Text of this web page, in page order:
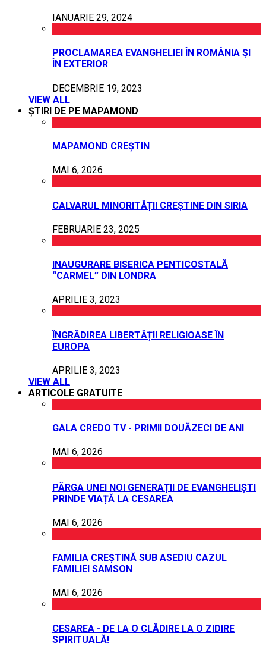
IANUARIE 29, 2024
PROCLAMAREA EVANGHELIEI ÎN ROMÂNIA ȘI
ÎN EXTERIOR
DECEMBRIE 19, 2023
VIEW ALL
ȘTIRI DE PE MAPAMOND
MAPAMOND CREȘTIN
MAI 6, 2026
CALVARUL MINORITĂȚII CREȘTINE DIN SIRIA
FEBRUARIE 23, 2025
INAUGURARE BISERICA PENTICOSTALĂ
“CARMEL” DIN LONDRA
APRILIE 3, 2023
ÎNGRĂDIREA LIBERTĂȚII RELIGIOASE ÎN
EUROPA
APRILIE 3, 2023
VIEW ALL
ARTICOLE GRATUITE
GALA CREDO TV - PRIMII DOUĂZECI DE ANI
MAI 6, 2026
PÂRGA UNEI NOI GENERAȚII DE EVANGHELIȘTI
PRINDE VIAȚĂ LA CESAREA
MAI 6, 2026
FAMILIA CREȘTINĂ SUB ASEDIU CAZUL
FAMILIEI SAMSON
MAI 6, 2026
CESAREA - DE LA O CLĂDIRE LA O ZIDIRE
SPIRITUALĂ!